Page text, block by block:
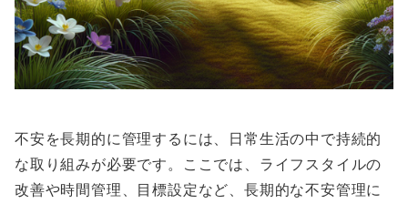
不安を長期的に管理するには、日常生活の中で持続的
な取り組みが必要です。ここでは、ライフスタイルの
改善や時間管理、目標設定など、長期的な不安管理に